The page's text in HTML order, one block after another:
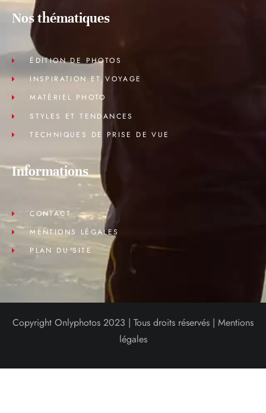
Nos thématiques
ÉDITION DE PHOTOS
INSPIRATION ET VOYAGE
MATÉRIEL PHOTO
STYLES ET TENDANCES
TECHNIQUES DE PRISE DE VUE
Informations
CONTACT
MENTIONS LÉGALES
PLAN DU SITE
Copyright Onlyphotos 2023 | Tous droits réservés | Mentions
légales